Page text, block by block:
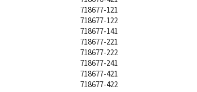
718677-121
718677-122
718677-141
718677-221
718677-222
718677-241
718677-421
718677-422